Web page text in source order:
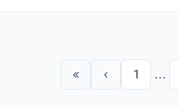
« ‹ 1 ...